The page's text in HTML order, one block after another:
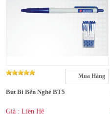
Mua Hàng
Bút Bi Bến Nghé BT5
Giá : Liên Hệ